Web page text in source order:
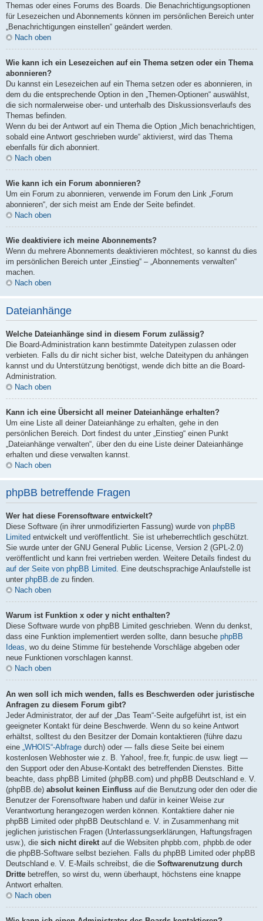
Themas oder eines Forums des Boards. Die Benachrichtigungsoptionen
für Lesezeichen und Abonnements können im persönlichen Bereich unter
„Benachrichtigungen einstellen“ geändert werden.
Nach oben
Wie kann ich ein Lesezeichen auf ein Thema setzen oder ein Thema
abonnieren?
Du kannst ein Lesezeichen auf ein Thema setzen oder es abonnieren, in
dem du die entsprechende Option in den „Themen-Optionen“ auswählst,
die sich normalerweise ober- und unterhalb des Diskussionsverlaufs des
Themas befinden.
Wenn du bei der Antwort auf ein Thema die Option „Mich benachrichtigen,
sobald eine Antwort geschrieben wurde“ aktivierst, wird das Thema
ebenfalls für dich abonniert.
Nach oben
Wie kann ich ein Forum abonnieren?
Um ein Forum zu abonnieren, verwende im Forum den Link „Forum
abonnieren“, der sich meist am Ende der Seite befindet.
Nach oben
Wie deaktiviere ich meine Abonnements?
Wenn du mehrere Abonnements deaktivieren möchtest, so kannst du dies
im persönlichen Bereich unter „Einstieg“ – „Abonnements verwalten“
machen.
Nach oben
Dateianhänge
Welche Dateianhänge sind in diesem Forum zulässig?
Die Board-Administration kann bestimmte Dateitypen zulassen oder
verbieten. Falls du dir nicht sicher bist, welche Dateitypen du anhängen
kannst und du Unterstützung benötigst, wende dich bitte an die Board-
Administration.
Nach oben
Kann ich eine Übersicht all meiner Dateianhänge erhalten?
Um eine Liste all deiner Dateianhänge zu erhalten, gehe in den
persönlichen Bereich. Dort findest du unter „Einstieg“ einen Punkt
„Dateianhänge verwalten“, über den du eine Liste deiner Dateianhänge
erhalten und diese verwalten kannst.
Nach oben
phpBB betreffende Fragen
Wer hat diese Forensoftware entwickelt?
Diese Software (in ihrer unmodifizierten Fassung) wurde von phpBB
Limited entwickelt und veröffentlicht. Sie ist urheberrechtlich geschützt.
Sie wurde unter der GNU General Public License, Version 2 (GPL-2.0)
veröffentlicht und kann frei vertrieben werden. Weitere Details findest du
auf der Seite von phpBB Limited. Eine deutschsprachige Anlaufstelle ist
unter phpBB.de zu finden.
Nach oben
Warum ist Funktion x oder y nicht enthalten?
Diese Software wurde von phpBB Limited geschrieben. Wenn du denkst,
dass eine Funktion implementiert werden sollte, dann besuche phpBB
Ideas, wo du deine Stimme für bestehende Vorschläge abgeben oder
neue Funktionen vorschlagen kannst.
Nach oben
An wen soll ich mich wenden, falls es Beschwerden oder juristische
Anfragen zu diesem Forum gibt?
Jeder Administrator, der auf der „Das Team“-Seite aufgeführt ist, ist ein
geeigneter Kontakt für deine Beschwerde. Wenn du so keine Antwort
erhältst, solltest du den Besitzer der Domain kontaktieren (führe dazu
eine „WHOIS“-Abfrage durch) oder — falls diese Seite bei einem
kostenlosen Webhoster wie z. B. Yahoo!, free.fr, funpic.de usw. liegt —
den Support oder den Abuse-Kontakt des betreffenden Dienstes. Bitte
beachte, dass phpBB Limited (phpBB.com) und phpBB Deutschland e. V.
(phpBB.de) absolut keinen Einfluss auf die Benutzung oder den oder die
Benutzer der Forensoftware haben und dafür in keiner Weise zur
Verantwortung herangezogen werden können. Kontaktiere daher nie
phpBB Limited oder phpBB Deutschland e. V. in Zusammenhang mit
jeglichen juristischen Fragen (Unterlassungserklärungen, Haftungsfragen
usw.), die sich nicht direkt auf die Websiten phpbb.com, phpbb.de oder
die phpBB-Software selbst beziehen. Falls du phpBB Limited oder phpBB
Deutschland e. V. E-Mails schreibst, die die Softwarenutzung durch
Dritte betreffen, so wirst du, wenn überhaupt, höchstens eine knappe
Antwort erhalten.
Nach oben